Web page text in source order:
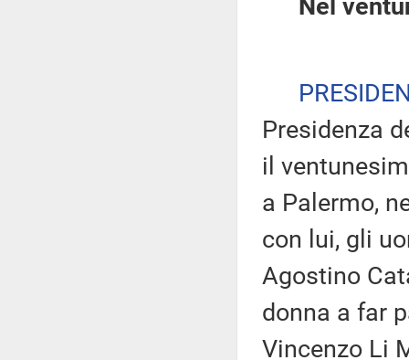
Nel
Presidenza
il
a Palermo,
con lui, gli
Agostino
donna a far
Vincenzo Li